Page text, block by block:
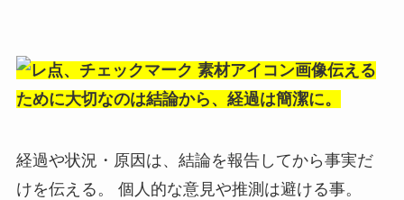
伝える
ために大切なのは結論から、経過は簡潔に。
経過や状況・原因は、結論を報告してから事実だ
けを伝える。 個人的な意見や推測は避ける事。